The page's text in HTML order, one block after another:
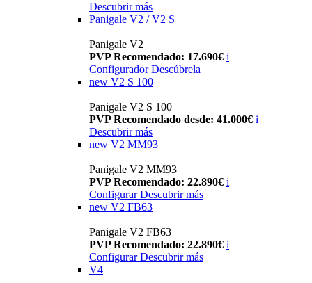
Descubrir más
Panigale V2 / V2 S
Panigale V2
PVP Recomendado: 17.690€ i
Configurador Descúbrela
new V2 S 100
Panigale V2 S 100
PVP Recomendado desde: 41.000€ i
Descubrir más
new V2 MM93
Panigale V2 MM93
PVP Recomendado: 22.890€ i
Configurar Descubrir más
new V2 FB63
Panigale V2 FB63
PVP Recomendado: 22.890€ i
Configurar Descubrir más
V4